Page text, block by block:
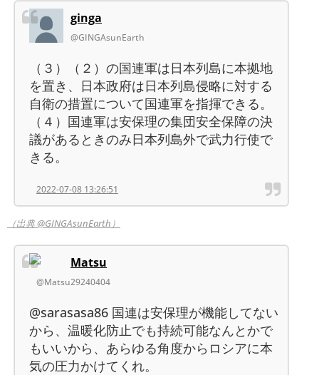
ginga
@GINGAsunEarth
（３）（２）の国連軍は日本列島に本拠地
を置き、日本政府は日本列島侵略に対する
自衛の措置について国連軍を指揮できる。
（４）国連軍は安保理の集団安全保障の決
議があるときのみ日本列島外で武力行使で
きる。
2022-07-08 13:26:51
（出典 @GINGAsunEarth）
Matsu
@Matsu29240404
@sarasasa86 国連は安保理が機能してない
から、温暖化防止でも持続可能なんとかで
もいいから、あらゆる角度からロシアに本
気の圧力かけてくれ。